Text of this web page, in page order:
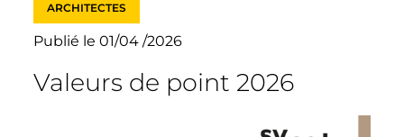
ARCHITECTES
Publié le 01/04 /2026
Valeurs de point 2026